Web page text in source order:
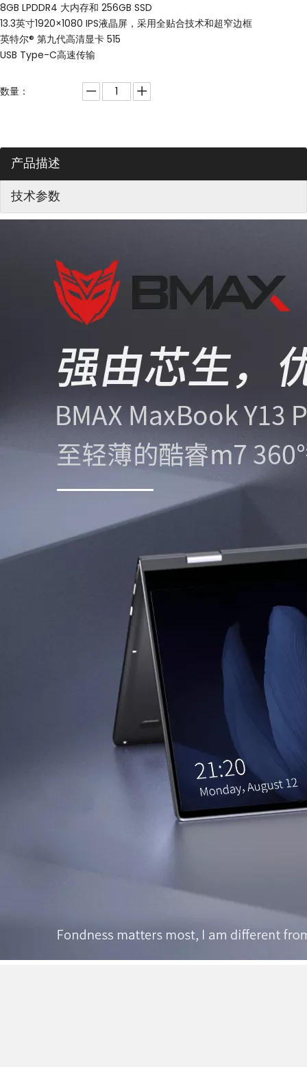
8GB LPDDR4 大内存和 256GB SSD
13.3英寸1920×1080 IPS液晶屏，采用全贴合技术和超窄边框
英特尔® 第九代高清显卡 515
USB Type-C高速传输
数量：
产品描述
技术参数